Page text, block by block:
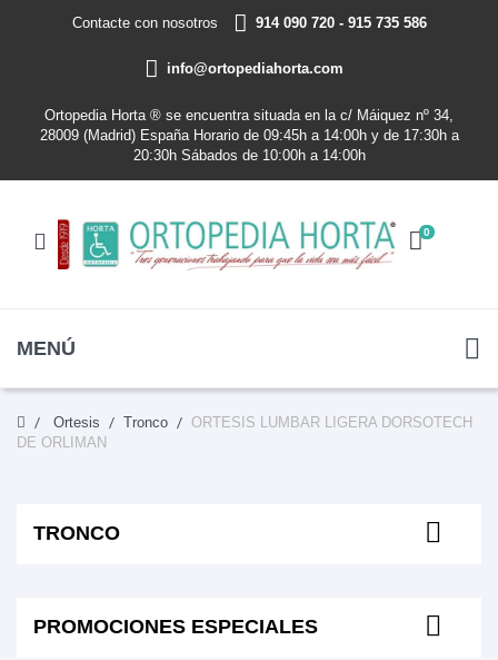
Contacte con nosotros 914 090 720 - 915 735 586
info@ortopediahorta.com
Ortopedia Horta ® se encuentra situada en la c/ Máiquez nº 34,
28009 (Madrid) España Horario de 09:45h a 14:00h y de 17:30h a
20:30h Sábados de 10:00h a 14:00h
0
MENÚ
Ortesis Tronco
ORTESIS LUMBAR LIGERA DORSOTECH
DE ORLIMAN
TRONCO
PROMOCIONES ESPECIALES